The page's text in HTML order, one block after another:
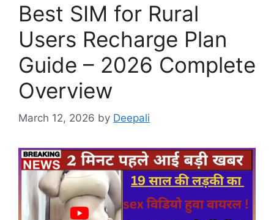
Best SIM for Rural
Users Recharge Plan
Guide – 2026 Complete
Overview
March 12, 2026 by Deepali